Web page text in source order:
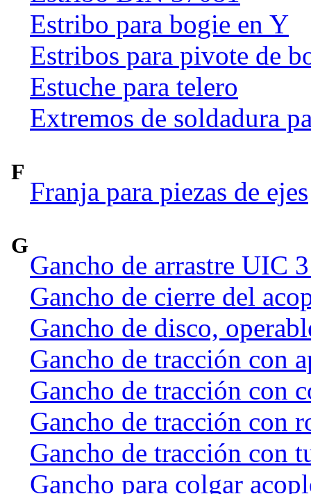
Estribo para bogie en Y
Estribos para pivote de
Estuche para telero
Extremos de soldadura
F
Franja para piezas de ejes
G
Gancho de arrastre UIC
Gancho de cierre del
Gancho de disco,
Gancho de tracción con
Gancho de tracción con
Gancho de tracción con
Gancho de tracción con
Gancho para colgar